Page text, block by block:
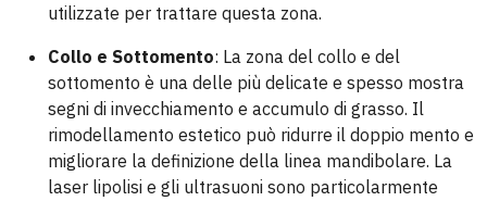
utilizzate per trattare questa zona.
Collo e Sottomento: La zona del collo e del
sottomento è una delle più delicate e spesso mostra
segni di invecchiamento e accumulo di grasso. Il
rimodellamento estetico può ridurre il doppio mento e
migliorare la definizione della linea mandibolare. La
laser lipolisi e gli ultrasuoni sono particolarmente